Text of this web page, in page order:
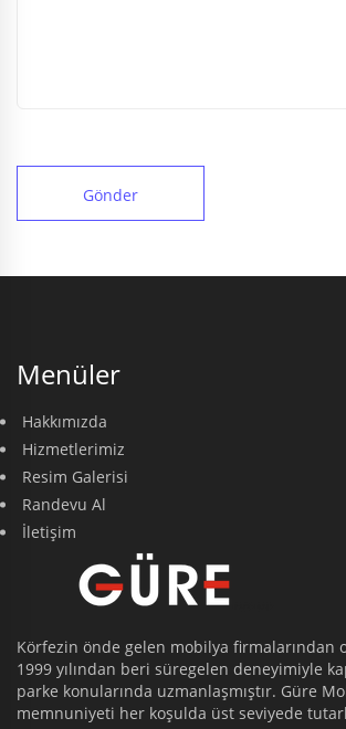
Gönder
Menüler
Hakkımızda
Hizmetlerimiz
Resim Galerisi
Randevu Al
İletişim
Körfezin önde gelen mobilya firmalarından
1999 yılından beri süregelen deneyimiyle
parke konularında uzmanlaşmıştır. Güre
memnuniyeti her koşulda üst seviyede